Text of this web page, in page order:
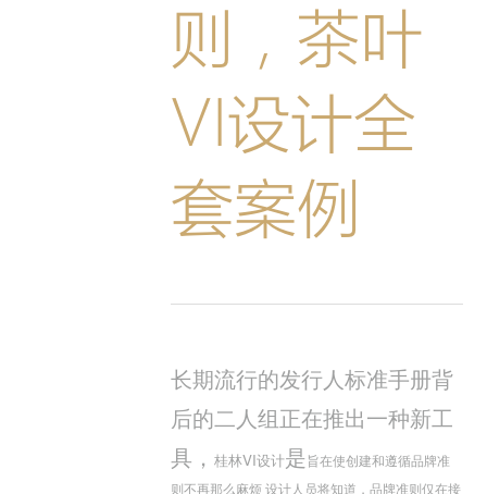
则，茶叶
VI设计全
套案例
长期流行的发行人标准手册背
后的二人组正在推出一种新工
具， 桂林VI设计是旨在使创建和遵循品牌准
则不再那么麻烦 设计人员将知道，品牌准则仅在接